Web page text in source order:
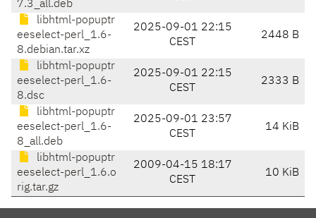
7.3_all.deb
libhtml-popuptr
eeselect-perl_1.6-
8.debian.tar.xz
2025-09-01 22:15
CEST
2448 B
libhtml-popuptr
eeselect-perl_1.6-
8.dsc
2025-09-01 22:15
CEST
2333 B
libhtml-popuptr
eeselect-perl_1.6-
8_all.deb
2025-09-01 23:57
CEST
14 KiB
libhtml-popuptr
eeselect-perl_1.6.o
rig.tar.gz
2009-04-15 18:17
CEST
10 KiB